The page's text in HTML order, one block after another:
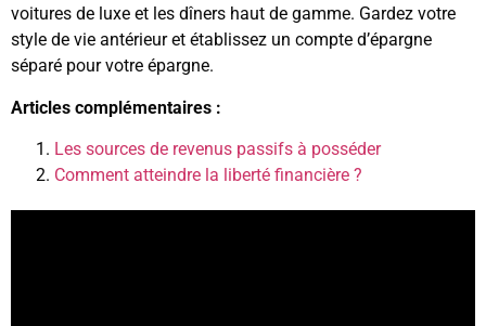
voitures de luxe et les dîners haut de gamme. Gardez votre
style de vie antérieur et établissez un compte d’épargne
séparé pour votre épargne.
Articles complémentaires :
Les sources de revenus passifs à posséder
Comment atteindre la liberté financière ?